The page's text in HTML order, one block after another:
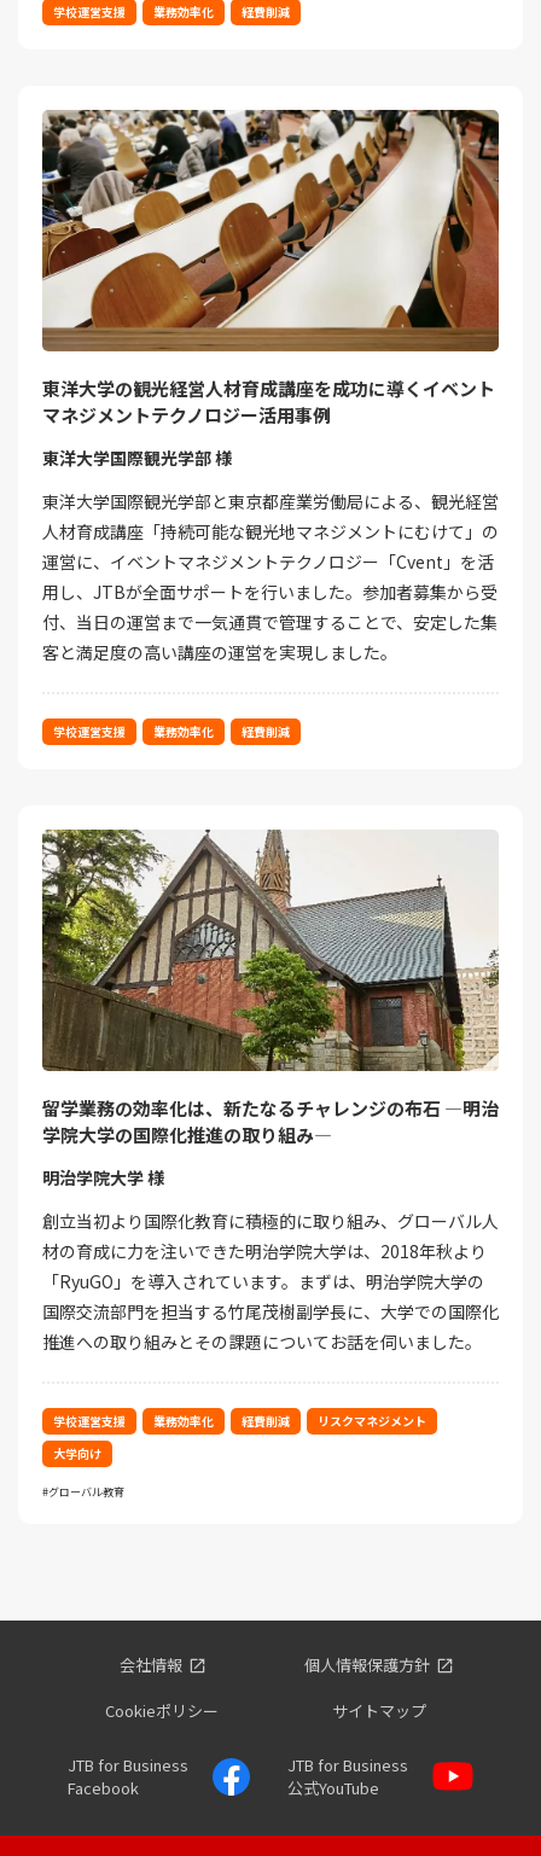
学校運営支援 業務効率化 経費削減
東洋大学の観光経営人材育成講座を成功に導くイベント
マネジメントテクノロジー活用事例
東洋大学国際観光学部 様
東洋大学国際観光学部と東京都産業労働局による、観光経営
人材育成講座「持続可能な観光地マネジメントにむけて」の
運営に、イベントマネジメントテクノロジー「Cvent」を活
用し、JTBが全面サポートを行いました。参加者募集から受
付、当日の運営まで一気通貫で管理することで、安定した集
客と満足度の高い講座の運営を実現しました。
学校運営支援 業務効率化 経費削減
留学業務の効率化は、新たなるチャレンジの布石 ―明治
学院大学の国際化推進の取り組み―
明治学院大学 様
創立当初より国際化教育に積極的に取り組み、グローバル人
材の育成に力を注いできた明治学院大学は、2018年秋より
「RyuGO」を導入されています。まずは、明治学院大学の
国際交流部門を担当する竹尾茂樹副学長に、大学での国際化
推進への取り組みとその課題についてお話を伺いました。
学校運営支援 業務効率化 経費削減
リスクマネジメント
大学向け
グローバル教育
会社情報
個人情報保護方針
Cookieポリシー
サイトマップ
JTB for Business
Facebook
JTB for Business
公式YouTube